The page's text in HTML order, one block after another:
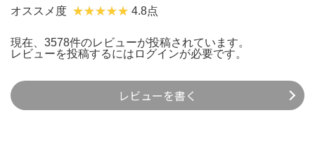
オススメ度 4.8点
現在、3578件のレビューが投稿されています。
レビューを投稿するには ログインが必要です。
レビューを書く